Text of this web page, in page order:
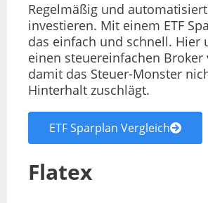
Regelmäßig und automatisiert
investieren. Mit einem ETF
das einfach und schnell. Hier
einen steuereinfachen Broker
damit das Steuer-Monster
Hinterhalt zuschlägt.
ETF Sparplan Vergleich
Flatex